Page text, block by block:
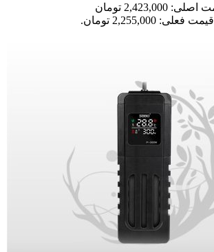
قیمت اصلی: 2,423,000 تومان
قیمت فعلی: 2,255,000 تومان.